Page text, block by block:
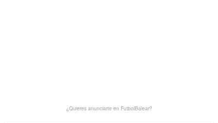
¿Quieres anunciarte en FutbolBalear?